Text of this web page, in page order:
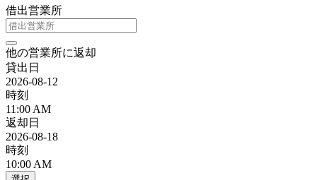
借出営業所
他の営業所に返却
貸出日
2026-08-12
時刻
11:00 AM
返却日
2026-08-18
時刻
10:00 AM